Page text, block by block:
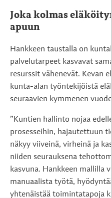
Joka kolmas
apuun
Hankkeen taustalla on
palvelutarpeet kasvavat
resurssit vähenevät. Kevan
kunta-alan työntekijöistä
seuraavien kymmenen
”Kuntien hallinto nojaa
prosesseihin, hajautettuun
näkyy viiveinä, virheinä ja
niiden seurauksena
kasvuna. Hankkeen mallilla
manuaalista työtä,
yhtenäistää toimintatapoja